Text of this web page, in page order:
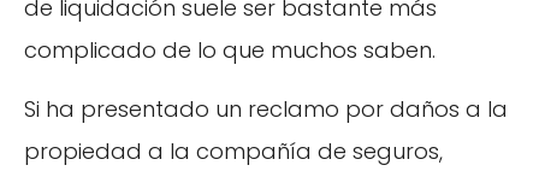
de liquidación suele ser bastante más
complicado de lo que muchos saben.
Si ha presentado un reclamo por daños a la
propiedad a la compañía de seguros,